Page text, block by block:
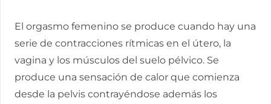
El orgasmo femenino se produce cuando hay una
serie de contracciones rítmicas en el útero, la
vagina y los músculos del suelo pélvico. Se
produce una sensación de calor que comienza
desde la pelvis contrayéndose además los